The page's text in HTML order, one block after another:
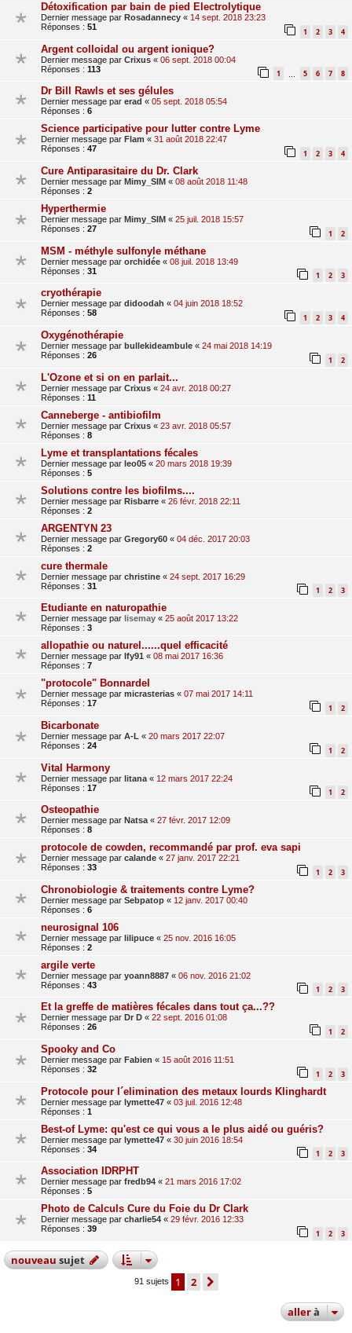
Détoxification par bain de pied Electrolytique
Dernier message par Rosadannecy « 14 sept. 2018 23:23
Réponses : 51 1 2 3 4
Argent colloidal ou argent ionique?
Dernier message par Crixus « 06 sept. 2018 00:04
Réponses : 113 1 5 6 7 8
Dr Bill Rawls et ses gélules
Dernier message par erad « 05 sept. 2018 05:54
Réponses : 6
Science participative pour lutter contre Lyme
Dernier message par Flam « 31 août 2018 22:47
Réponses : 47 1 2 3 4
Cure Antiparasitaire du Dr. Clark
Dernier message par Mimy_SIM « 08 août 2018 11:48
Réponses : 2
Hyperthermie
Dernier message par Mimy_SIM « 25 juil. 2018 15:57
Réponses : 27 1 2
MSM - méthyle sulfonyle méthane
Dernier message par orchidée « 08 juil. 2018 13:49
Réponses : 31 1 2 3
cryothérapie
Dernier message par didoodah « 04 juin 2018 18:52
Réponses : 58 1 2 3 4
Oxygénothérapie
Dernier message par bullekideambule « 24 mai 2018 14:19
Réponses : 26 1 2
L'Ozone et si on en parlait...
Dernier message par Crixus « 24 avr. 2018 00:27
Réponses : 11
Canneberge - antibiofilm
Dernier message par Crixus « 23 avr. 2018 05:57
Réponses : 8
Lyme et transplantations fécales
Dernier message par leo05 « 20 mars 2018 19:39
Réponses : 5
Solutions contre les biofilms....
Dernier message par Risbarre « 26 févr. 2018 22:11
Réponses : 2
ARGENTYN 23
Dernier message par Gregory60 « 04 déc. 2017 20:03
Réponses : 2
cure thermale
Dernier message par christine « 24 sept. 2017 16:29
Réponses : 31 1 2 3
Etudiante en naturopathie
Dernier message par lisemay « 25 août 2017 13:22
Réponses : 3
allopathie ou naturel......quel efficacité
Dernier message par Ify91 « 08 mai 2017 16:36
Réponses : 7
"protocole" Bonnardel
Dernier message par micrasterias « 07 mai 2017 14:11
Réponses : 17 1 2
Bicarbonate
Dernier message par A-L « 20 mars 2017 22:07
Réponses : 24 1 2
Vital Harmony
Dernier message par litana « 12 mars 2017 22:24
Réponses : 17 1 2
Osteopathie
Dernier message par Natsa « 27 févr. 2017 12:09
Réponses : 8
protocole de cowden, recommandé par prof. eva sapi
Dernier message par calande « 27 janv. 2017 22:21
Réponses : 33 1 2 3
Chronobiologie & traitements contre Lyme?
Dernier message par Sebpatop « 12 janv. 2017 00:40
Réponses : 6
neurosignal 106
Dernier message par lilipuce « 25 nov. 2016 16:05
Réponses : 2
argile verte
Dernier message par yoann8887 « 06 nov. 2016 21:02
Réponses : 43 1 2 3
Et la greffe de matières fécales dans tout ça...??
Dernier message par Dr D « 22 sept. 2016 01:08
Réponses : 26 1 2
Spooky and Co
Dernier message par Fabien « 15 août 2016 11:51
Réponses : 32 1 2 3
Protocole pour l´elimination des metaux lourds Klinghardt
Dernier message par lymette47 « 03 juil. 2016 12:48
Réponses : 1
Best-of Lyme: qu'est ce qui vous a le plus aidé ou guéris?
Dernier message par lymette47 « 30 juin 2016 18:54
Réponses : 34 1 2 3
Association IDRPHT
Dernier message par fredb94 « 21 mars 2016 17:02
Réponses : 5
Photo de Calculs Cure du Foie du Dr Clark
Dernier message par charlie54 « 29 févr. 2016 12:33
Réponses : 39 1 2 3
nouveausujet
91 sujets 1 2
allerà